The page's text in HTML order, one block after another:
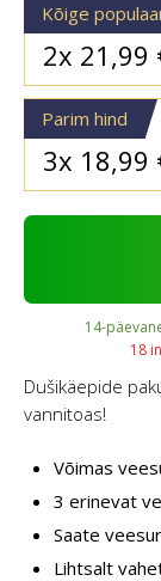
Kõige
2x 21,99
Parim hind
3x 18,99
14-
18
Dušikäepide
vannitoas!
Võimas
3 erinevat
Saate
Lihtsalt